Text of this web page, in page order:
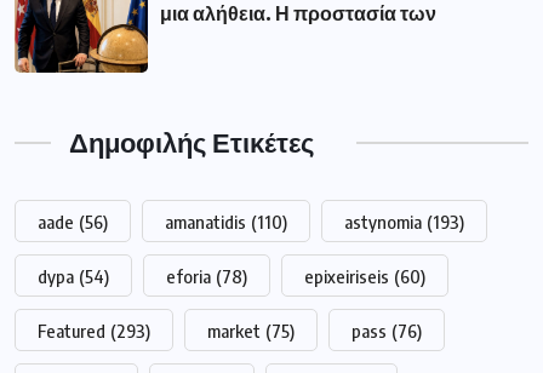
μια αλήθεια. Η προστασία των
Δημοφιλής Ετικέτες
aade (56) amanatidis (110) astynomia (193)
dypa (54) eforia (78) epixeiriseis (60)
Featured (293) market (75) pass (76)